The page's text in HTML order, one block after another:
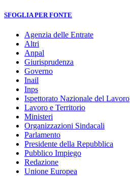
SFOGLIA PER FONTE
Agenzia delle Entrate
Altri
Anpal
Giurisprudenza
Governo
Inail
Inps
Ispettorato Nazionale del Lavoro
Lavoro e Territorio
Ministeri
Organizzazioni Sindacali
Parlamento
Presidente della Repubblica
Pubblico Impiego
Redazione
Unione Europea